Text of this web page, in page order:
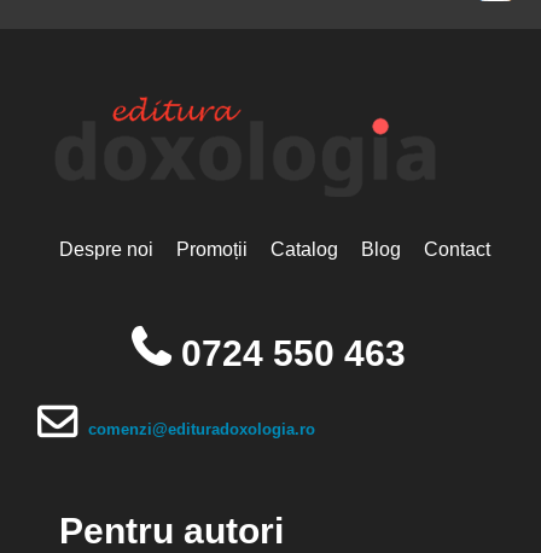
Despre noi Promoții Catalog Blog Contact
0724 550 463
comenzi@edituradoxologia.ro
Pentru autori